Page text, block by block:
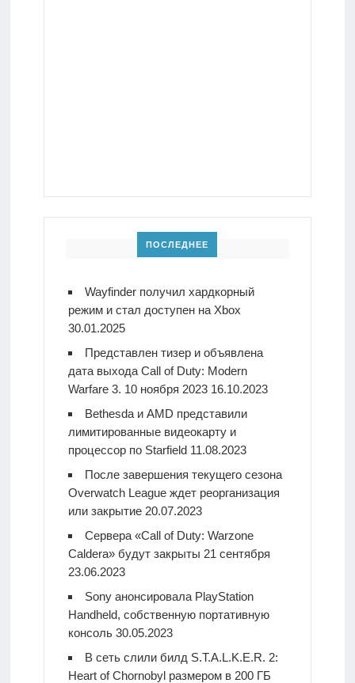
ПОСЛЕДНЕЕ
Wayfinder получил хардкорный
режим и стал доступен на Xbox
30.01.2025
Представлен тизер и объявлена
дата выхода Call of Duty: Modern
Warfare 3. 10 ноября 2023 16.10.2023
Bethesda и AMD представили
лимитированные видеокарту и
процессор по Starfield 11.08.2023
После завершения текущего сезона
Overwatch League ждет реорганизация
или закрытие 20.07.2023
Сервера «Call of Duty: Warzone
Caldera» будут закрыты 21 сентября
23.06.2023
Sony анонсировала PlayStation
Handheld, собственную портативную
консоль 30.05.2023
В сеть слили билд S.T.A.L.K.E.R. 2:
Heart of Chornobyl размером в 200 ГБ